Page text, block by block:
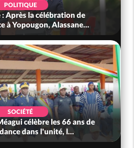
POLITIQUE
Après la célébration de
à Yopougon, Alassane...
SOCIÉTÉ
célèbre les 66 ans de
dans l'unité, l...